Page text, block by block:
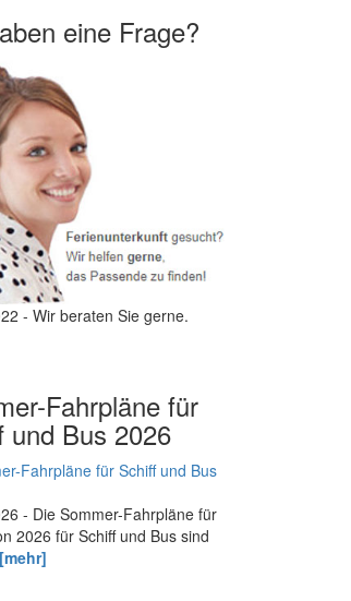
eine Frage?
- Wir beraten Sie gerne.
Fahrpläne für
und Bus 2026
- Die Sommer-Fahrpläne für
2026 für Schiff und Bus sind
[mehr]